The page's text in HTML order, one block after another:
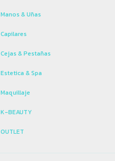
Manos & Uñas
Capilares
Cejas & Pestañas
Estetica & Spa
Maquillaje
K-BEAUTY
OUTLET